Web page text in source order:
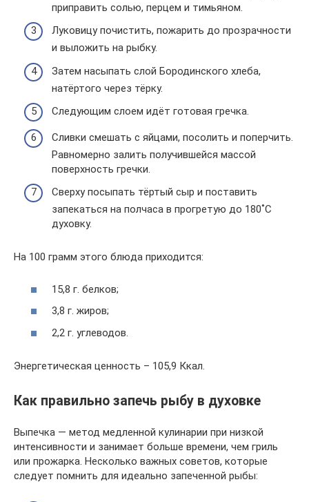
приправить солью, перцем и тимьяном.
Луковицу почистить, пожарить до прозрачности
и выложить на рыбку.
Затем насыпать слой Бородинского хлеба,
натёртого через тёрку.
Следующим слоем идёт готовая гречка.
Сливки смешать с яйцами, посолить и поперчить.
Равномерно залить получившейся массой
поверхность гречки.
Сверху посыпать тёртый сыр и поставить
запекаться на полчаса в прогретую до 180˚С
духовку.
На 100 грамм этого блюда приходится:
15,8 г. белков;
3,8 г. жиров;
2,2 г. углеводов.
Энергетическая ценность – 105,9 Ккал.
Как правильно запечь рыбу в духовке
Выпечка — метод медленной кулинарии при низкой
интенсивности и занимает больше времени, чем гриль
или прожарка. Несколько важных советов, которые
следует помнить для идеально запеченной рыбы: